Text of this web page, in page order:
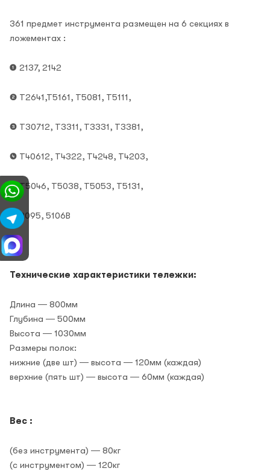
361 предмет инструмента размещен на 6 секциях в
ложементах :
❶ 2137, 2142
❷ Т2641,Т5161, Т5081, Т5111,
❸ Т30712, Т3311, Т3331, Т3381,
❹ Т40612, Т4322, Т4248, Т4203,
❺Т5046, Т5038, Т5053, Т5131,
❻2095, 5106В
Технические характеристики тележки:
Длина ― 800мм
Глубина ― 500мм
Высота ― 1030мм
Размеры полок:
нижние (две шт) ― высота ― 120мм (каждая)
верхние (пять шт) ― высота ― 60мм (каждая)
Вес :
(без инструмента) ― 80кг
(с инструментом) ― 120кг